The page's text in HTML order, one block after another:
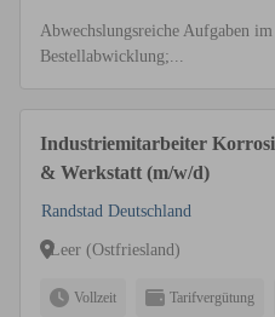
Abwechslungsreiche Aufgaben
Bestellabwicklung;...
Industriemitarbeiter
& Werkstatt (m/w/d)
Randstad Deutschland
Leer (Ostfriesland)
Vollzeit Tarifvergütung